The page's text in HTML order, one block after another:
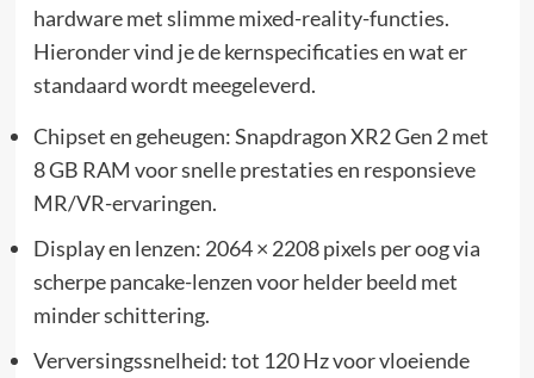
hardware met slimme mixed-reality-functies.
Hieronder vind je de kernspecificaties en wat er
standaard wordt meegeleverd.
Chipset en geheugen: Snapdragon XR2 Gen 2 met
8 GB RAM voor snelle prestaties en responsieve
MR/VR-ervaringen.
Display en lenzen: 2064 × 2208 pixels per oog via
scherpe pancake-lenzen voor helder beeld met
minder schittering.
Verversingssnelheid: tot 120 Hz voor vloeiende